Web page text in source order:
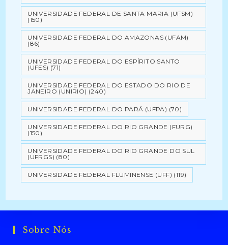
UNIVERSIDADE FEDERAL DE SANTA MARIA (UFSM)
(150)
UNIVERSIDADE FEDERAL DO AMAZONAS (UFAM)
(86)
UNIVERSIDADE FEDERAL DO ESPÍRITO SANTO
(UFES) (71)
UNIVERSIDADE FEDERAL DO ESTADO DO RIO DE
JANEIRO (UNIRIO) (240)
UNIVERSIDADE FEDERAL DO PARÁ (UFPA) (70)
UNIVERSIDADE FEDERAL DO RIO GRANDE (FURG)
(150)
UNIVERSIDADE FEDERAL DO RIO GRANDE DO SUL
(UFRGS) (80)
UNIVERSIDADE FEDERAL FLUMINENSE (UFF) (119)
Sobre Nós